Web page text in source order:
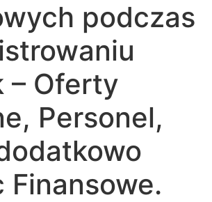
podczas
– Oferty
Personel,
Finansowe.